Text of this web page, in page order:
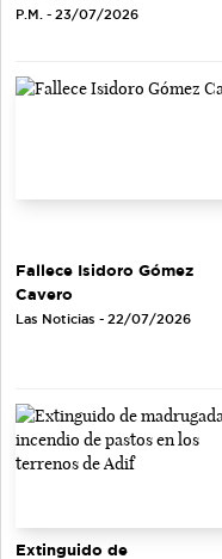
P.M. - 23/07/2026
Fallece Isidoro Gómez
Cavero
Las Noticias - 22/07/2026
Extinguido de